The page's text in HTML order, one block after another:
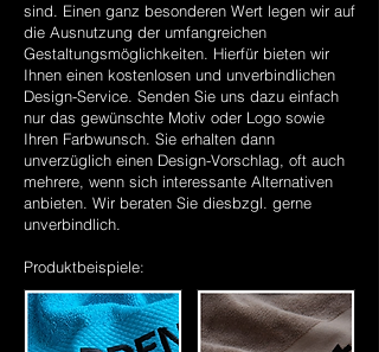
sind. Einen ganz besonderen Wert legen wir auf
die Ausnutzung der umfangreichen
Gestaltungsmöglichkeiten. Hierfür bieten wir
Ihnen einen kostenlosen und unverbindlichen
Design-Service. Senden Sie uns dazu einfach
nur das gewünschte Motiv oder Logo sowie
Ihren Farbwunsch. Sie erhalten dann
unverzüglich einen Design-Vorschlag, oft auch
mehrere, wenn sich interessante Alternativen
anbieten. Wir beraten Sie diesbzgl. gerne
unverbindlich.
Produktbeispiele: